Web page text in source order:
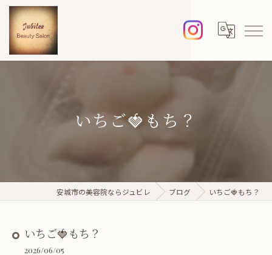
いちご🍓もち？
安城市の美容院ならジュビレ ブログ いちご🍓もち？
いちご🍓もち？
2026/06/05